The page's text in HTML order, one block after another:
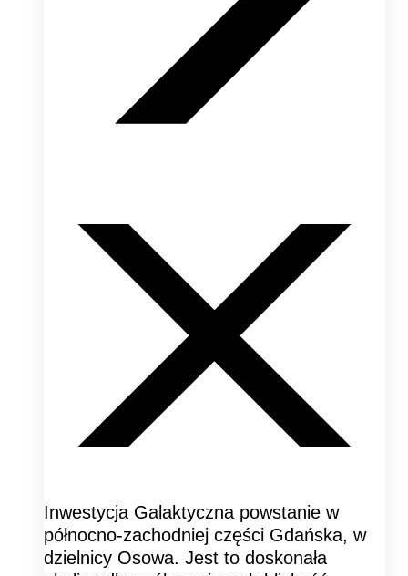
Inwestycja Galaktyczna powstanie w
północno-zachodniej części Gdańska, w
dzielnicy Osowa. Jest to doskonała